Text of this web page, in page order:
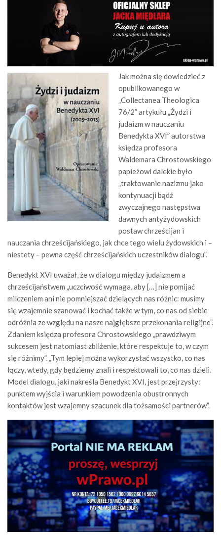
Jak można się dowiedzieć z
opublikowanego w
„Collectanea Theologica
76/2” artykułu „Żydzi i
judaizm w nauczaniu
Benedykta XVI” autorstwa
księdza profesora
Waldemara Chrostowskiego
papieżowi dalekie było
„traktowanie nazizmu jako
kontynuacji bądź
zwyczajnego następstwa
dawnych antyżydowskich
postaw chrześcijan i
nauczania chrześcijańskiego, jak chce tego wielu żydowskich i –
niestety – pewna część chrześcijańskich uczestników dialogu”.
Benedykt XVI uważał, że w dialogu między judaizmem a
chrześcijaństwem „uczciwość wymaga, aby […] nie pomijać
milczeniem ani nie pomniejszać dzielących nas różnic: musimy
się wzajemnie szanować i kochać także w tym, co nas od siebie
odróżnia ze względu na nasze najgłębsze przekonania religijne”.
Zdaniem księdza profesora Chrostowskiego „prawdziwym
sukcesem jest natomiast zbliżenie, które respektuje to, w czym
się różnimy”. „Tym lepiej można wykorzystać wszystko, co nas
łączy, wtedy, gdy będziemy znali i respektowali to, co nas dzieli.
Model dialogu, jaki nakreśla Benedykt XVI, jest przejrzysty:
punktem wyjścia i warunkiem powodzenia obustronnych
kontaktów jest wzajemny szacunek dla tożsamości partnerów”.